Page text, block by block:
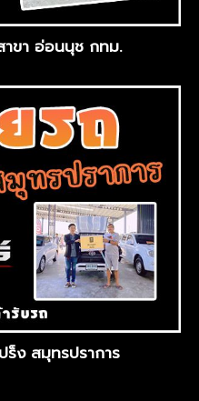
าขา อ่อนนุช กทม.
ร็ง สมุทรปราการ